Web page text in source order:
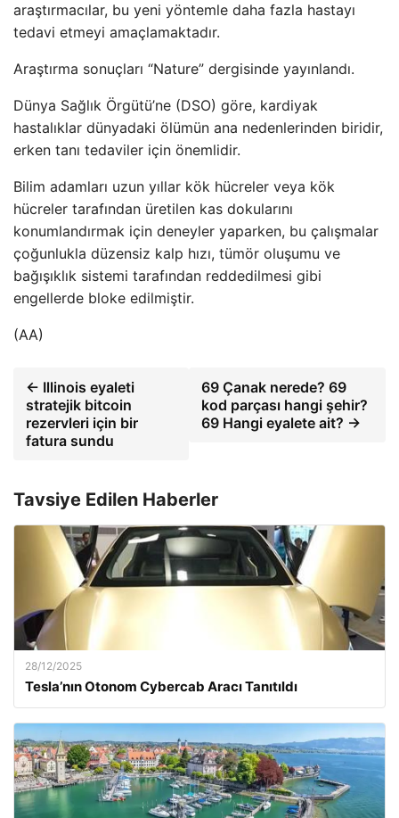
araştırmacılar, bu yeni yöntemle daha fazla hastayı
tedavi etmeyi amaçlamaktadır.
Araştırma sonuçları “Nature” dergisinde yayınlandı.
Dünya Sağlık Örgütü’ne (DSO) göre, kardiyak
hastalıklar dünyadaki ölümün ana nedenlerinden biridir,
erken tanı tedaviler için önemlidir.
Bilim adamları uzun yıllar kök hücreler veya kök
hücreler tarafından üretilen kas dokularını
konumlandırmak için deneyler yaparken, bu çalışmalar
çoğunlukla düzensiz kalp hızı, tümör oluşumu ve
bağışıklık sistemi tarafından reddedilmesi gibi
engellerde bloke edilmiştir.
(AA)
← Illinois eyaleti
stratejik bitcoin
rezervleri için bir
fatura sundu
69 Çanak nerede? 69
kod parçası hangi şehir?
69 Hangi eyalete ait? →
Tavsiye Edilen Haberler
28/12/2025
Tesla’nın Otonom Cybercab Aracı Tanıtıldı